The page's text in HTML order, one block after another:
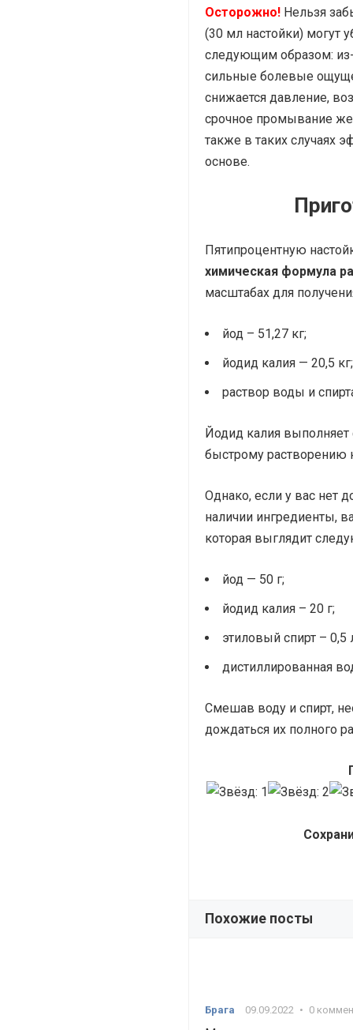
Осторожно! Нельзя
(30 мл настойки) могут
следующим образом:
сильные болевые
снижается давление,
срочное промывание
также в таких случаях
основе.
Пятипроцентную
химическая формула
масштабах для
йод – 51,27 кг;
йодид калия — 20,5 кг;
раствор воды и
Йодид калия выполняет
быстрому растворению
Однако, если у вас нет
наличии ингредиенты,
которая выглядит
йод — 50 г;
йодид калия – 20 г;
этиловый спирт – 0,5
дистиллированная
Смешав воду и спирт,
дождаться их полного
Похожие посты
Брага 09.09.2022 • 0